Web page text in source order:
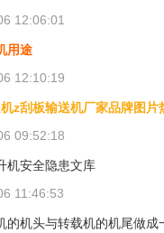
12:06:01
用途
12:10:19
z刮板输送机厂家品牌图片
09:52:18
机安全隐患文库
11:46:53
的机头与转载机的机尾做成